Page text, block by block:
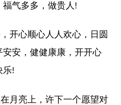
气多多，做贵人!
开心顺心人人欢心，日圆
安，健健康康，开开心
乐!
月亮上，许下一个愿望对